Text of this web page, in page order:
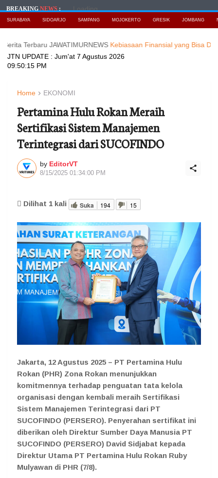
BREAKINGNEWS: Loading...
SURABAYA SIDOARJO SAMPANG MOJOKERTO GRESIK JOMBANG
JAWATIMURNEWSKebiasaan Finansial yang Bisa Dimulai di
JTN UPDATE : Jum'at 7 Agustus 2026
09:50:17 PM
Home EKONOMI
Pertamina Hulu Rokan Meraih
Sertifikasi Sistem Manajemen
Terintegrasi dari SUCOFINDO
by EditorVT
8/15/2025 01:34:00 PM
Dilihat 1 kali Suka 194 15
Jakarta, 12 Agustus 2025 – PT Pertamina Hulu
Rokan (PHR) Zona Rokan menunjukkan
komitmennya terhadap penguatan tata kelola
organisasi dengan kembali meraih Sertifikasi
Sistem Manajemen Terintegrasi dari PT
SUCOFINDO (PERSERO). Penyerahan sertifikat ini
diberikan oleh Direktur Sumber Daya Manusia PT
SUCOFINDO (PERSERO) David Sidjabat kepada
Direktur Utama PT Pertamina Hulu Rokan Ruby
Mulyawan di PHR (7/8).